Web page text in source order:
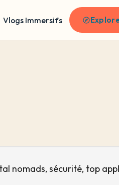
Vlogs Immersifs
nomads, sécurité, top